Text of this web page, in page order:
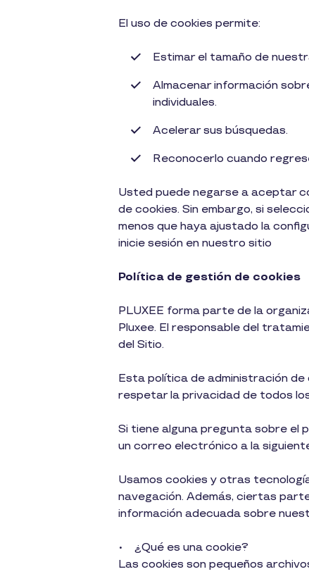
El uso de cookies permite:
Estimar el tamaño de
Almacenar información
individuales.
Acelerar sus búsquedas.
Reconocerlo cuando
Usted puede negarse a aceptar
de cookies. Sin embargo, si
menos que haya ajustado la
inicie sesión en nuestro sitio
Política de gestión de cookies
PLUXEE forma parte de la
Pluxee. El responsable del
del Sitio.
Esta política de administración de
respetar la privacidad de todos
Si tiene alguna pregunta sobre el
un correo electrónico a la
Usamos cookies y otras
navegación. Además, ciertas
información adecuada sobre
• ¿Qué es una cookie?
Las cookies son pequeños